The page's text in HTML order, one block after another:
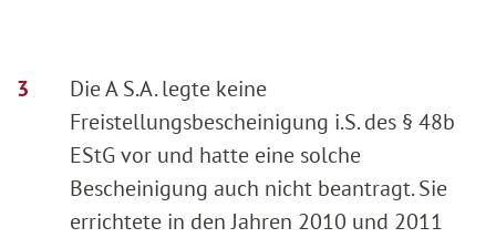
Die A S.A. legte keine
Freistellungsbescheinigung i.S. des § 48b
EStG vor und hatte eine solche
Bescheinigung auch nicht beantragt. Sie
errichtete in den Jahren 2010 und 2011